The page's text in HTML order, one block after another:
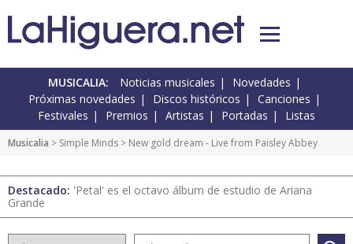
MUSICALIA: Noticias musicales
Novedades
Próximas novedades
Discos históricos
Canciones
Festivales
Premios Artistas Portadas Listas
Musicalia > Simple Minds > New gold dream - Live from Paisley Abbey
Destacado: 'Petal' es el octavo álbum de estudio de Ariana
Grande